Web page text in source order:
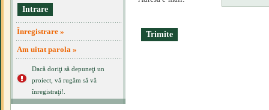
Înregistrare »
Am uitat parola »
Dacă doriţi să depuneţi un
proiect, vă rugăm să vă
înregistraţi!.